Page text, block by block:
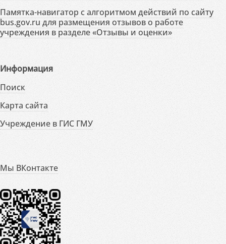
Памятка-навигатор с алгоритмом действий по сайту
bus.gov.ru для размещения отзывов о работе
учреждения в разделе «Отзывы и оценки»
Информация
Поиск
Карта сайта
Учреждение в ГИС ГМУ
Мы ВКонтакте